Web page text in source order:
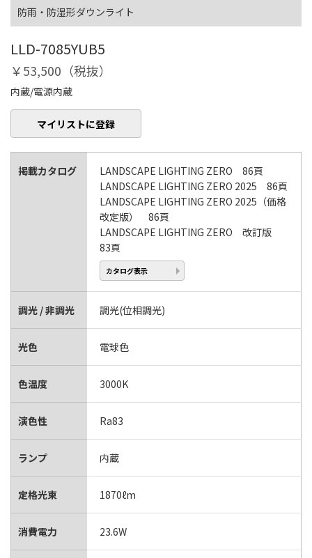
防雨・防湿形ダウンライト
LLD-7085YUB5
￥53,500（税抜）
内蔵/電源内蔵
マイリストに登録
掲載カタログ
LANDSCAPE LIGHTING ZERO 86頁
LANDSCAPE LIGHTING ZERO 2025 86頁
LANDSCAPE LIGHTING ZERO 2025（価格
改定版） 86頁
LANDSCAPE LIGHTING ZERO 改訂版
83頁
カタログ表示
調光 / 非調光 調光(位相調光)
光色 電球色
色温度 3000K
演色性 Ra83
ランプ 内蔵
定格光束 1870ℓm
消費電力 23.6W